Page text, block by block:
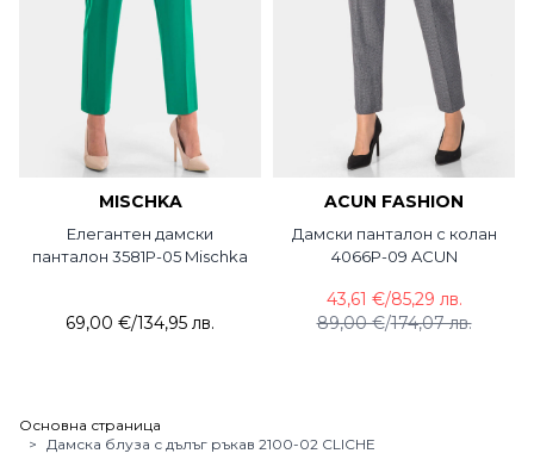
MISCHKA
Елегантен дамски
панталон 3581P-05 Mischka
69,00 €/134,95 лв.
ACUN FASHION
Дамски панталон с колан
4066P-09 ACUN
89,00 €/174,07 лв.
43,61 €/85,29 лв.
Основна страница
> Дамска блуза с дълъг ръкав 2100-02 CLICHE